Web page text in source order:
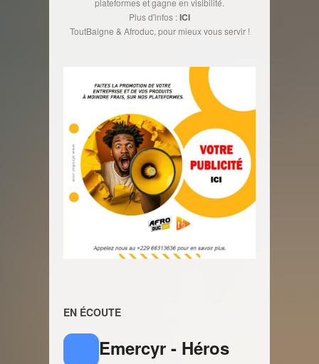
plateformes et gagne en visibilité.
Plus d'infos :ICI
ToutBaigne & Afroduc, pour mieux vous servir !
EN ÉCOUTE
Emercyr - Héros